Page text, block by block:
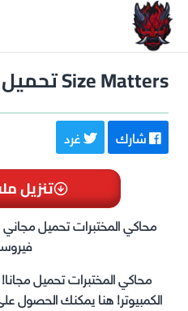
Size Matters تحميل مجانا
شارك غرد
تنزيل
محاكي المختبرات تحميل مجاني
محاكي المختبرات تحميل
الكمبيوتر! هنا يمكنك الحصول